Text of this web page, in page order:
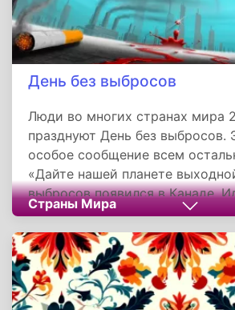
День без выбросов
Люди во многих странах мира
празднуют День без выбросов.
особое сообщение всем
«Дайте нашей планете
выбросов появился в Канаде.
этого праздника принадлежит
Страны Мира